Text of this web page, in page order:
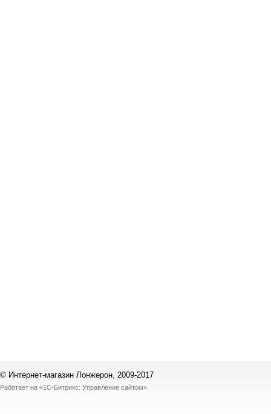
© Интернет-магазин Лонжерон, 2009-2017
Работает на «1С-Битрикс: Управление сайтом»